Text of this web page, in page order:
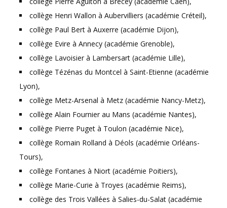
collège Henri Wallon à Aubervilliers (académie Créteil),
collège Paul Bert à Auxerre (académie Dijon),
collège Evire à Annecy (académie Grenoble),
collège Lavoisier à Lambersart (académie Lille),
collège Tézénas du Montcel à Saint-Etienne (académie
Lyon),
collège Metz-Arsenal à Metz (académie Nancy-Metz),
collège Alain Fournier au Mans (académie Nantes),
collège Pierre Puget à Toulon (académie Nice),
collège Romain Rolland à Déols (académie Orléans-
Tours),
collège Fontanes à Niort (académie Poitiers),
collège Marie-Curie à Troyes (académie Reims),
collège des Trois Vallées à Salies-du-Salat (académie